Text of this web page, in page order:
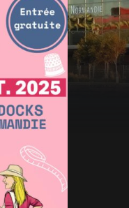
la gestion de votre
/ Docks Océane
Pour en savoir plus,
.